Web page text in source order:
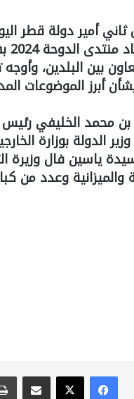
أمير دولة قطر
بفندق شيراتون الدوحة.
بين البلدين،
بشأن أبرز الموضوعات
محمد الخليفي
الدولة بوزارة
ياسين فال وزيرة
وعدد من
فيسبوكX مشاركة عبر البريد